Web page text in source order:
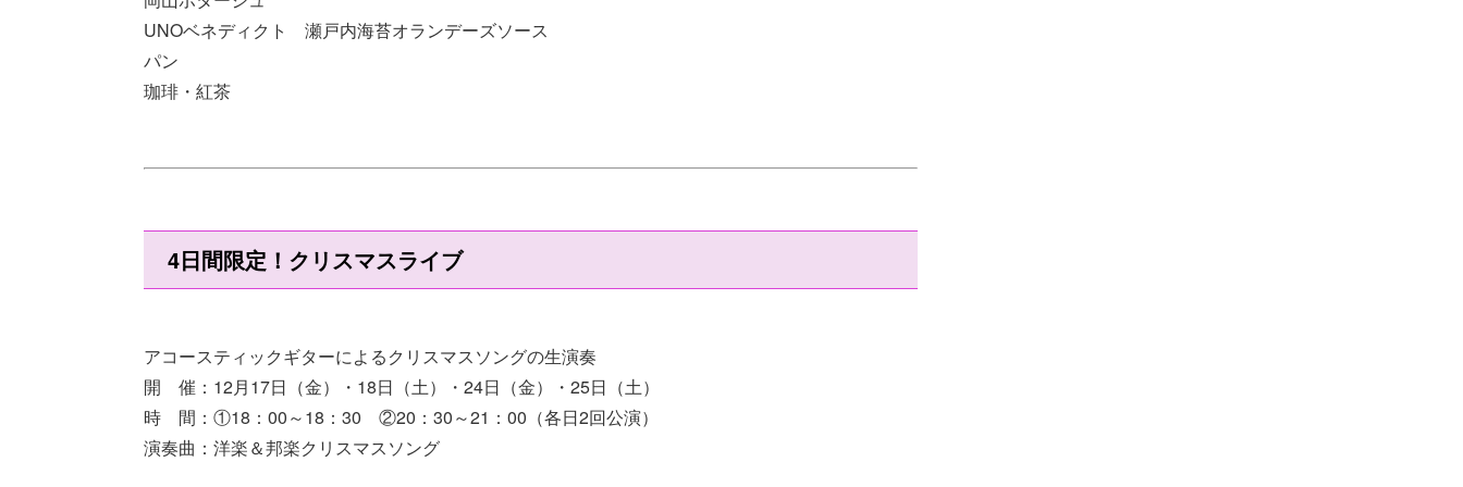
UNOベネディクト 瀬戸内海苔オランデーズソース
パン
珈琲・紅茶
4日間限定！クリスマスライブ
アコースティックギターによるクリスマスソングの生演奏
開 催：12月17日（金）・18日（土）・24日（金）・25日（土）
時 間：①18：00～18：30 ②20：30～21：00（各日2回公演）
演奏曲：洋楽＆邦楽クリスマスソング